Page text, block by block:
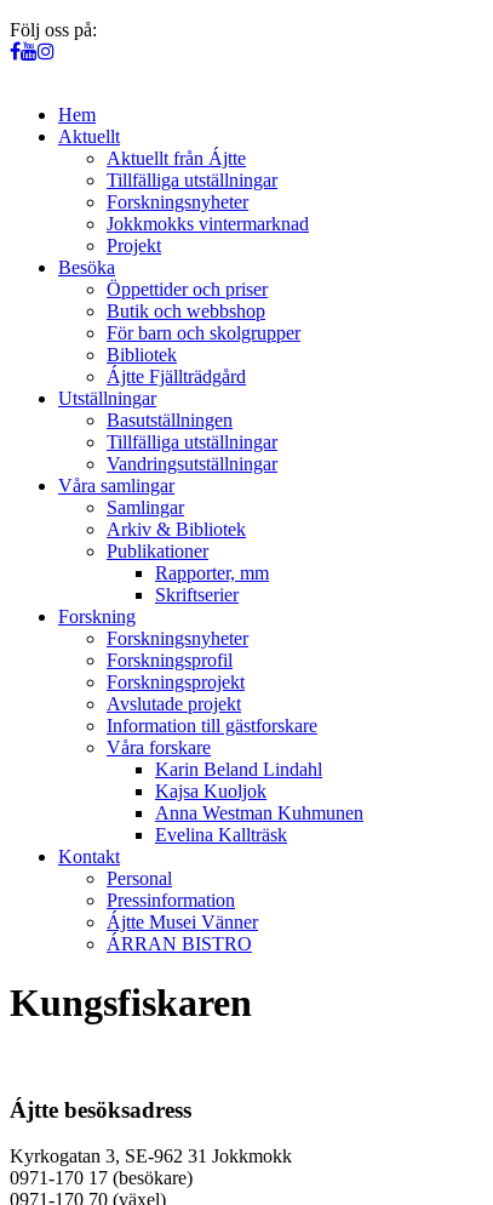
Följ oss på:
Hem
Aktuellt
Aktuellt från Ájtte
Tillfälliga utställningar
Forskningsnyheter
Jokkmokks vintermarknad
Projekt
Besöka
Öppettider och priser
Butik och webbshop
För barn och skolgrupper
Bibliotek
Ájtte Fjällträdgård
Utställningar
Basutställningen
Tillfälliga utställningar
Vandringsutställningar
Våra samlingar
Samlingar
Arkiv & Bibliotek
Publikationer
Rapporter, mm
Skriftserier
Forskning
Forskningsnyheter
Forskningsprofil
Forskningsprojekt
Avslutade projekt
Information till gästforskare
Våra forskare
Karin Beland Lindahl
Kajsa Kuoljok
Anna Westman Kuhmunen
Evelina Kallträsk
Kontakt
Personal
Pressinformation
Ájtte Musei Vänner
ÁRRAN BISTRO
Kungsfiskaren
Ájtte besöksadress
Kyrkogatan 3, SE-962 31 Jokkmokk
0971-170 17 (besökare)
0971-170 70 (växel)